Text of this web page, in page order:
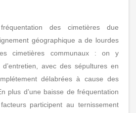
des cimetières due
géographique a de lourdes
cimetières communaux : on y
avec des sépultures en
délabrées à cause des
plus d’une baisse de fréquentation
participent au ternissement